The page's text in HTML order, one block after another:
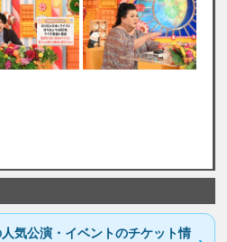
人気公演・イベントのチケット情